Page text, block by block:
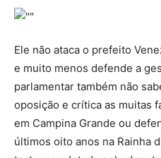
Ele não ataca o prefeito
e muito menos defende a
parlamentar também não
oposição e crítica as muitas
em Campina Grande ou
últimos oito anos na Rainha